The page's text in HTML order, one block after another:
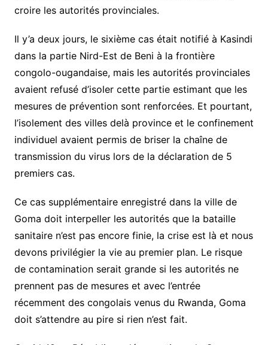
croire les autorités provinciales.
Il y’a deux jours, le sixième cas était notifié à Kasindi
dans la partie Nird-Est de Beni à la frontière
congolo-ougandaise, mais les autorités provinciales
avaient refusé d’isoler cette partie estimant que les
mesures de prévention sont renforcées. Et pourtant,
l’isolement des villes delà province et le confinement
individuel avaient permis de briser la chaîne de
transmission du virus lors de la déclaration de 5
premiers cas.
Ce cas supplémentaire enregistré dans la ville de
Goma doit interpeller les autorités que la bataille
sanitaire n’est pas encore finie, la crise est là et nous
devons privilégier la vie au premier plan. Le risque
de contamination serait grande si les autorités ne
prennent pas de mesures et avec l’entrée
récemment des congolais venus du Rwanda, Goma
doit s’attendre au pire si rien n’est fait.